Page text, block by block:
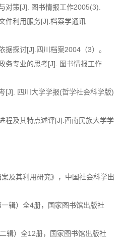
对策[J]. 图书情报工作2005(3).
件利用服务[J].档案学通讯
据探讨[J].四川档案2004（3）。
务专业的思考[J]. 图书情报工作
[J]. 四川大学学报(哲学社会科学版)
程及其特点述评[J].西南民族大学学
及其利用研究》，中国社会科学出
辑）全4册，国家图书馆出版社
辑）全12册，国家图书馆出版社